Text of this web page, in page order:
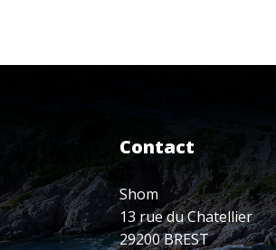
Contact
Shom
13 rue du Chatellier
29200 BREST